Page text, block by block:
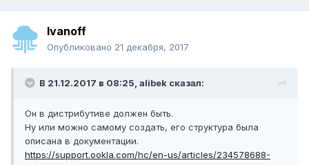
Ivanoff
Опубликовано 21 декабря, 2017
В 21.12.2017 в 08:25, alibek сказал:
Он в дистрибутиве должен быть.
Ну или можно самому создать, его структура была
описана в документации.
https://support.ookla.com/hc/en-us/articles/234578688-